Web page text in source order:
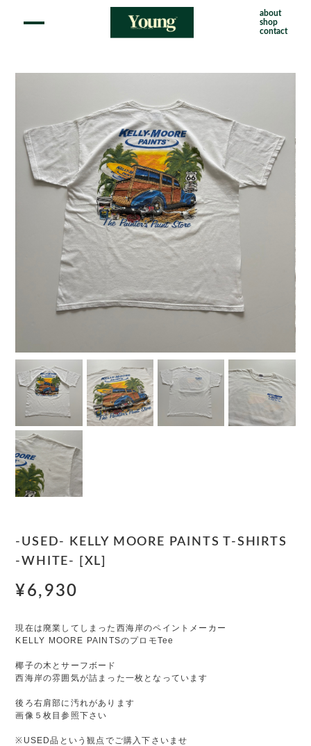
about
shop
contact
-USED- KELLY MOORE PAINTS T-SHIRTS
-WHITE- [XL]
¥6,930
現在は廃業してしまった西海岸のペイントメーカー
KELLY MOORE PAINTSのプロモTee
椰子の木とサーフボード
西海岸の雰囲気が詰まった一枚となっています
後ろ右肩部に汚れがあります
画像５枚目参照下さい
※USED品という観点でご購入下さいませ